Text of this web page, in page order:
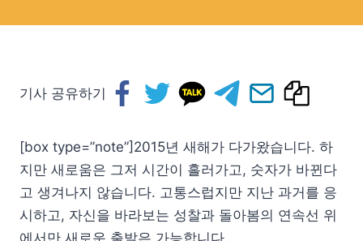
기사 공유하기
[box type=”note”]2015년 새해가 다가왔습니다. 하
지만 새로움은 그저 시간이 흘러가고, 숫자가 바뀐다
고 생겨나지 않습니다. 고통스럽지만 지난 과거를 응
시하고, 자신을 바라보는 성찰과 돌아봄의 연속선 위
에서만 새로운 출발은 가능합니다.